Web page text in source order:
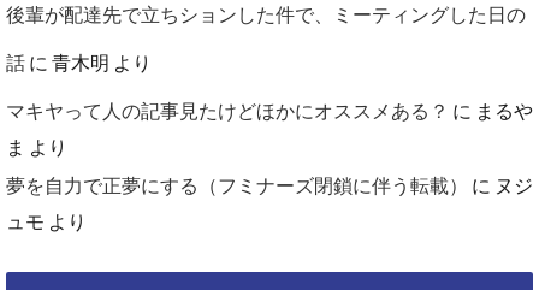
後輩が配達先で立ちションした件で、ミーティングした日の
話 に 青木明 より
マキヤって人の記事見たけどほかにオススメある？ に まるや
ま より
夢を自力で正夢にする（フミナーズ閉鎖に伴う転載）
に ヌジ
ュモ より